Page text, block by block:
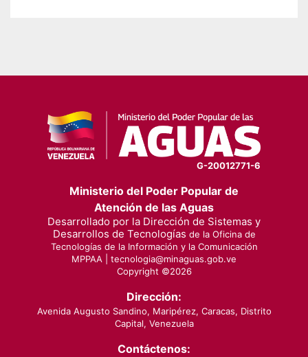
G-20012771-6
Ministerio del Poder Popular de
Atención de las Aguas
Desarrollado por la Dirección de Sistemas y
Desarrollos de Tecnologías de la Oficina de
Tecnologías de la Información y la Comunicación
MPPAA | tecnologia@minaguas.gob.ve
Copyright ©2026
Dirección:
Avenida Augusto Sandino, Maripérez, Caracas, Distrito
Capital, Venezuela
Contáctenos: